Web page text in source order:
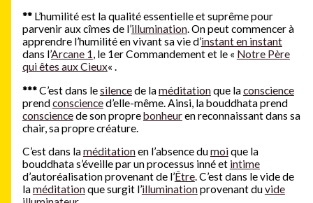
** L’humilité est la qualité essentielle et suprême pour
parvenir aux cîmes de l’illumination. On peut commencer à
apprendre l’humilité en vivant sa vie d’instant en instant
dans l’Arcane 1, le 1er Commandement et le « Notre Père
qui êtes aux Cieux« .
***C’est dans lesilencede laméditationque laconscience
prendconscienced’elle-même. Ainsi, la bouddhata prend
consciencede son proprebonheuren reconnaissant dans sa
chair, sa propre créature.
C’est dans laméditationen l’absence dumoique la
bouddhata s’éveille par un processus inné et intime
d’autoréalisation provenant de l’Être. C’est dans le vide de
laméditationque surgit l’illuminationprovenant duvide